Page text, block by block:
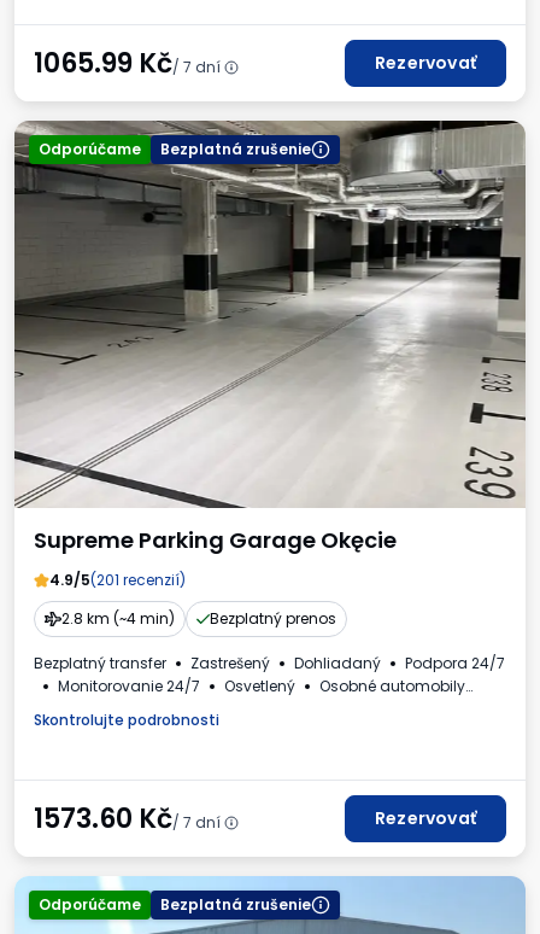
1065.99 Kč/ 7 dní Rezervovať
Odporúčame Bezplatná zrušenie
Supreme Parking Garage Okęcie
4.9/5(201 recenzií)
2.8 km (~4 min)
Bezplatný prenos
Bezplatný transfer Zastrešený Dohliadaný
Podpora 24/7
Monitorovanie 24/7
Osvetlený
Osobné automobily
Skontrolujte podrobnosti
1573.60 Kč/ 7 dní Rezervovať
Odporúčame Bezplatná zrušenie